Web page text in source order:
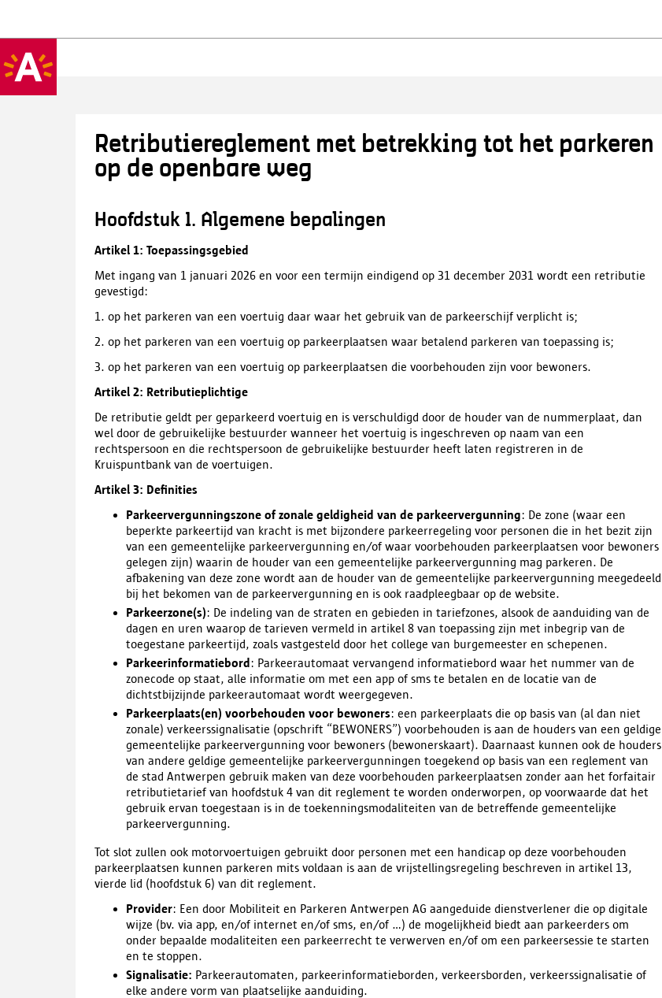
Retributiereglement met betrekking tot het parkeren
op de openbare weg
Hoofdstuk 1. Algemene bepalingen
Artikel 1: Toepassingsgebied
Met ingang van 1 januari 2026 en voor een termijn eindigend op 31 december 2031 wordt een retributie
gevestigd:
1. op het parkeren van een voertuig daar waar het gebruik van de parkeerschijf verplicht is;
2. op het parkeren van een voertuig op parkeerplaatsen waar betalend parkeren van toepassing is;
3. op het parkeren van een voertuig op parkeerplaatsen die voorbehouden zijn voor bewoners.
Artikel 2: Retributieplichtige
De retributie geldt per geparkeerd voertuig en is verschuldigd door de houder van de nummerplaat, dan
wel door de gebruikelijke bestuurder wanneer het voertuig is ingeschreven op naam van een
rechtspersoon en die rechtspersoon de gebruikelijke bestuurder heeft laten registreren in de
Kruispuntbank van de voertuigen.
Artikel 3: Definities
Parkeervergunningszone of zonale geldigheid van de parkeervergunning: De zone (waar een
beperkte parkeertijd van kracht is met bijzondere parkeerregeling voor personen die in het bezit zijn
van een gemeentelijke parkeervergunning en/of waar voorbehouden parkeerplaatsen voor bewoners
gelegen zijn) waarin de houder van een gemeentelijke parkeervergunning mag parkeren. De
afbakening van deze zone wordt aan de houder van de gemeentelijke parkeervergunning meegedeeld
bij het bekomen van de parkeervergunning en is ook raadpleegbaar op de website.
Parkeerzone(s): De indeling van de straten en gebieden in tariefzones, alsook de aanduiding van de
dagen en uren waarop de tarieven vermeld in artikel 8 van toepassing zijn met inbegrip van de
toegestane parkeertijd, zoals vastgesteld door het college van burgemeester en schepenen.
Parkeerinformatiebord : Parkeerautomaat vervangend informatiebord waar het nummer van de
zonecode op staat, alle informatie om met een app of sms te betalen en de locatie van de
dichtstbijzijnde parkeerautomaat wordt weergegeven.
Parkeerplaats(en) voorbehouden voor bewoners: een parkeerplaats die op basis van (al dan niet
zonale) verkeerssignalisatie (opschrift “BEWONERS”) voorbehouden is aan de houders van een geldige
gemeentelijke parkeervergunning voor bewoners (bewonerskaart). Daarnaast kunnen ook de houders
van andere geldige gemeentelijke parkeervergunningen toegekend op basis van een reglement van
de stad Antwerpen gebruik maken van deze voorbehouden parkeerplaatsen zonder aan het forfaitair
retributietarief van hoofdstuk 4 van dit reglement te worden onderworpen, op voorwaarde dat het
gebruik ervan toegestaan is in de toekenningsmodaliteiten van de betreffende gemeentelijke
parkeervergunning.
Tot slot zullen ook motorvoertuigen gebruikt door personen met een handicap op deze voorbehouden
parkeerplaatsen kunnen parkeren mits voldaan is aan de vrijstellingsregeling beschreven in artikel 13,
vierde lid (hoofdstuk 6) van dit reglement.
Provider: Een door Mobiliteit en Parkeren Antwerpen AG aangeduide dienstverlener die op digitale
wijze (bv. via app, en/of internet en/of sms, en/of …) de mogelijkheid biedt aan parkeerders om
onder bepaalde modaliteiten een parkeerrecht te verwerven en/of om een parkeersessie te starten
en te stoppen.
Signalisatie: Parkeerautomaten, parkeerinformatieborden, verkeersborden, verkeerssignalisatie of
elke andere vorm van plaatselijke aanduiding.